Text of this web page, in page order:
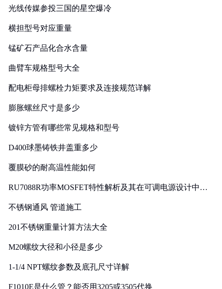
光线传媒参投三国的星空爆冷
横担型号对应重量
锰矿石产品化合水含量
曲臂车规格型号大全
配电柜母排螺栓力矩要求及连接规范详解
膨胀螺丝尺寸是多少
镀锌方管有哪些常见规格和型号
D400球墨铸铁井盖重多少
覆膜砂的耐高温性能如何
RU7088R功率MOSFET特性解析及其在可调电源设计中的
不锈钢通风 管道施工
201不锈钢重量计算方法大全
M20螺纹大径和小径是多少
1-1/4 NPT螺纹参数及底孔尺寸详解
F1010E是什么管？能否用3205或3505代换